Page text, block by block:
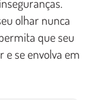
olhar nunca
que seu
e se envolva em